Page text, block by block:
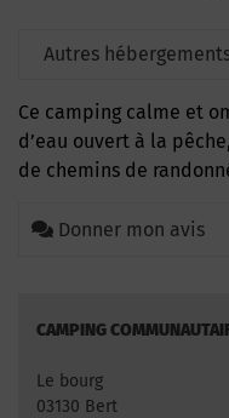
Autres
Ce camping calme et ombragé est situé près d’un plan
d’eau ouvert à la
de chemins de
Donner mon avis
CAMPING
Le bourg
03130 Bert